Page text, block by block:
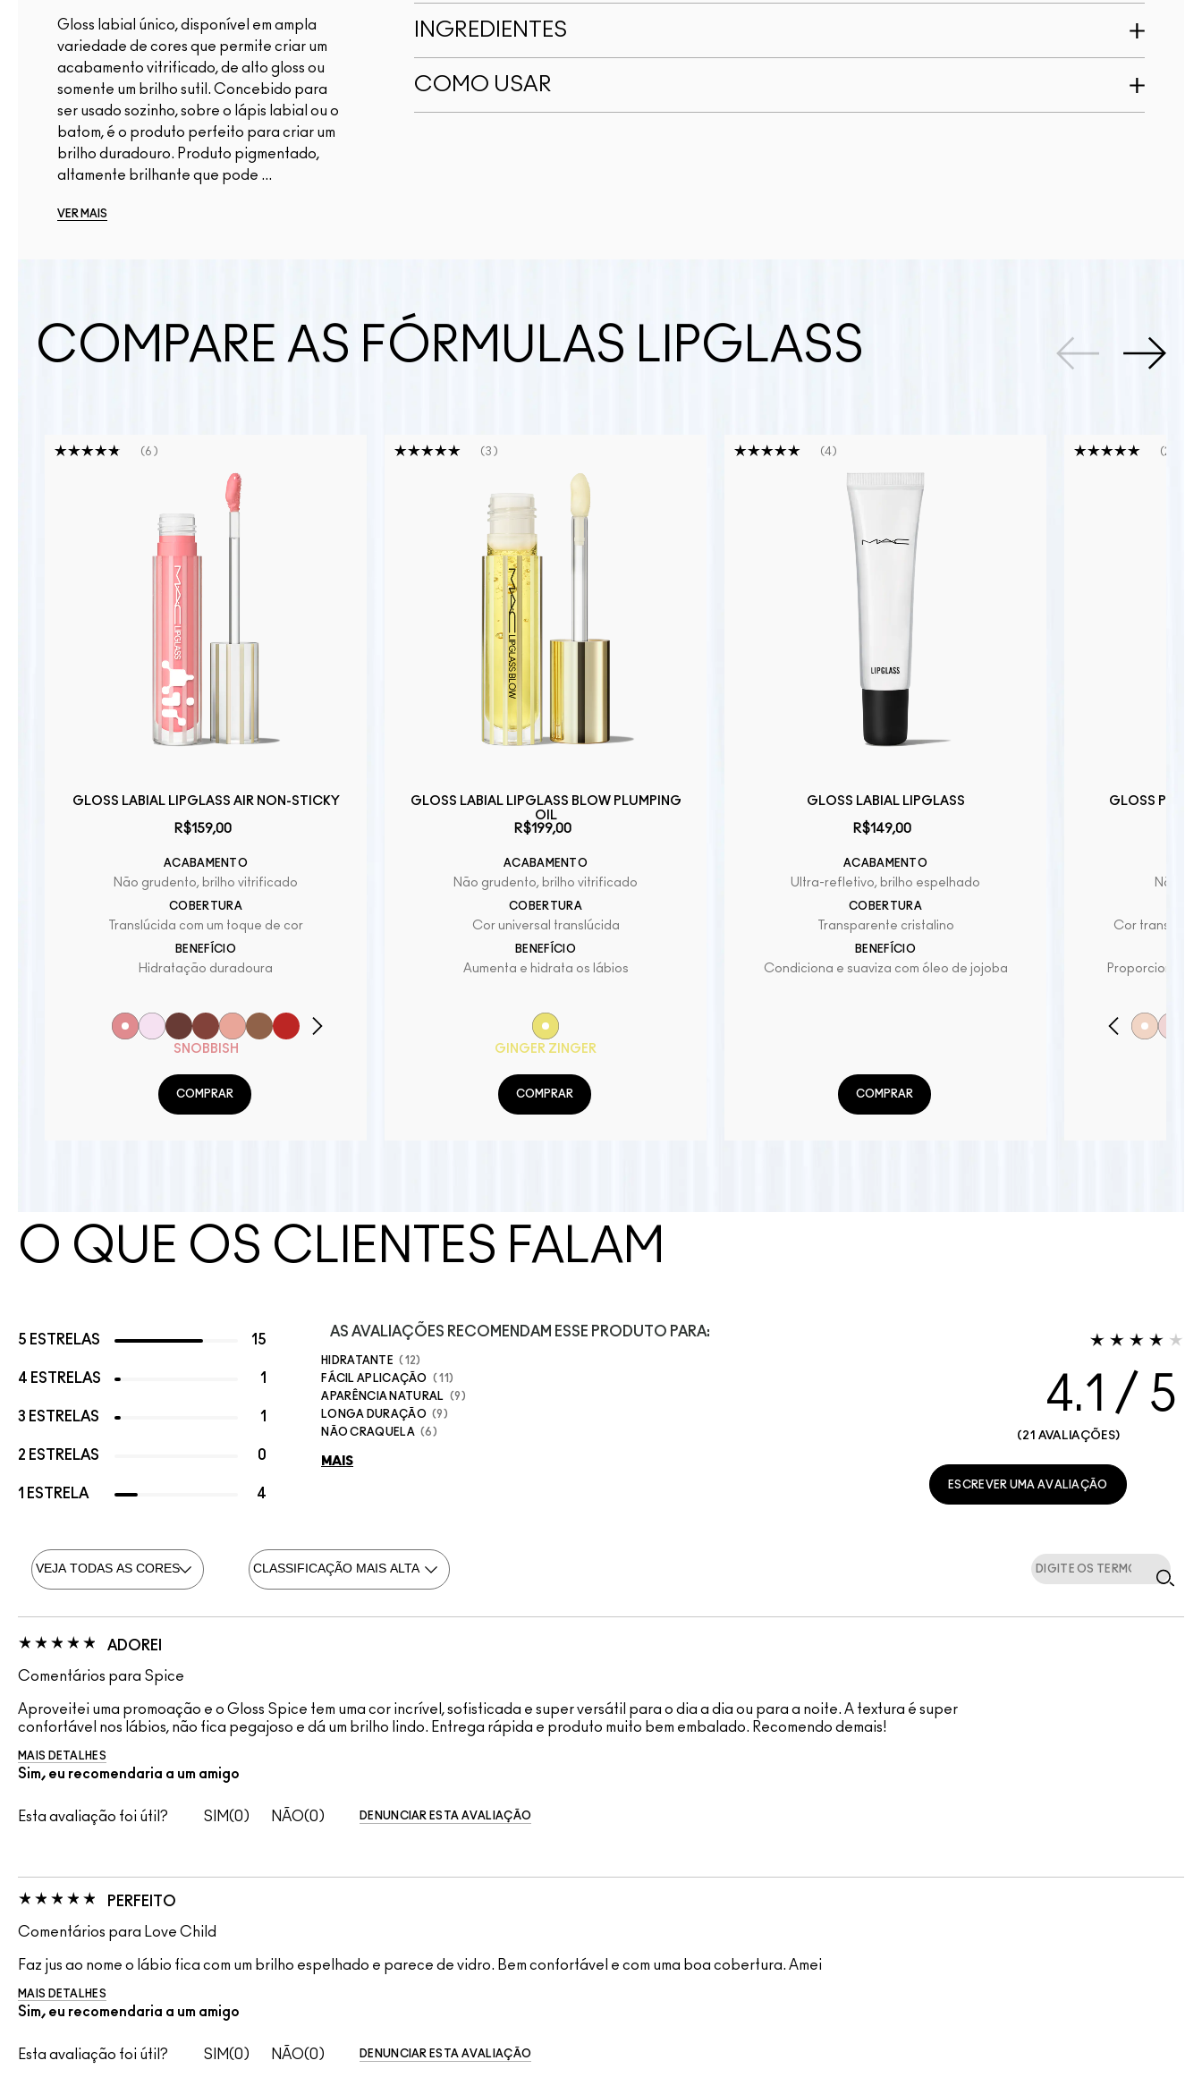
Gloss labial único, disponível em ampla
variedade de cores que permite criar um
acabamento vitrificado, de alto gloss ou
somente um brilho sutil. Concebido para
ser usado sozinho, sobre o lápis labial ou o
batom, é o produto perfeito para criar um
brilho duradouro. Produto pigmentado,
altamente brilhante que pode ...
VER MAIS
INGREDIENTES
COMO USAR
COMPARE AS FÓRMULAS LIPGLASS
6
GLOSS LABIAL LIPGLASS AIR NON-STICKY
R$159,00
ACABAMENTO
Não grudento, brilho vitrificado
COBERTURA
Translúcida com um toque de cor
BENEFÍCIO
Hidratação duradoura
SNOBBISH
COMPRAR
3
GLOSS LABIAL LIPGLASS BLOW PLUMPING
OIL
R$199,00
ACABAMENTO
Não grudento, brilho vitrificado
COBERTURA
Cor universal translúcida
BENEFÍCIO
Aumenta e hidrata os lábios
GINGER ZINGER
COMPRAR
4
GLOSS LABIAL LIPGLASS
R$149,00
ACABAMENTO
Ultra-refletivo, brilho espelhado
COBERTURA
Transparente cristalino
BENEFÍCIO
Condiciona e suaviza com óleo de jojoba
COMPRAR
23
GLOSS
Não
Cor
Proporciona
O QUE OS CLIENTES FALAM
5 ESTRELAS 15
4 ESTRELAS 1
3 ESTRELAS 1
2 ESTRELAS 0
1 ESTRELA 4
AS AVALIAÇÕES RECOMENDAM ESSE PRODUTO PARA:
HIDRATANTE
12
FÁCIL APLICAÇÃO
11
APARÊNCIA NATURAL
9
LONGA DURAÇÃO
9
NÃO CRAQUELA
6
MAIS
4.1
21 AVALIAÇÕES
ESCREVER UMA AVALIAÇÃO
ADOREI
Comentários para Spice
Aproveitei uma promoação e o Gloss Spice tem uma cor incrível, sofisticada e super versátil para o dia a dia ou para a noite. A textura é super
confortável nos lábios, não fica pegajoso e dá um brilho lindo. Entrega rápida e produto muito bem embalado. Recomendo demais!
MAIS DETALHES
Sim, eu recomendaria a um amigo
Esta avaliação foi útil? 0 0 DENUNCIAR ESTA AVALIAÇÃO
PERFEITO
Comentários para Love Child
Faz jus ao nome o lábio fica com um brilho espelhado e parece de vidro. Bem confortável e com uma boa cobertura. Amei
MAIS DETALHES
Sim, eu recomendaria a um amigo
Esta avaliação foi útil? 0 0 DENUNCIAR ESTA AVALIAÇÃO